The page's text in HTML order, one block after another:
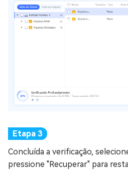
Concluída a verificação,
pressione "Recuperar" para